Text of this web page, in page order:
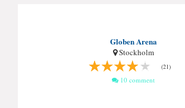
Globen Arena
Stockholm
(21)
10 comment